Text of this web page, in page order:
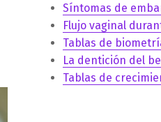
Síntomas de
Flujo vaginal
Tablas de
La dentición del
Tablas de